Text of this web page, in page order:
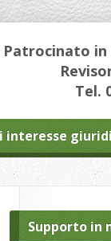
in
Tel.
interesse
Supporto in